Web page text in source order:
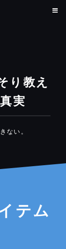
り教え
実
ない。
テム